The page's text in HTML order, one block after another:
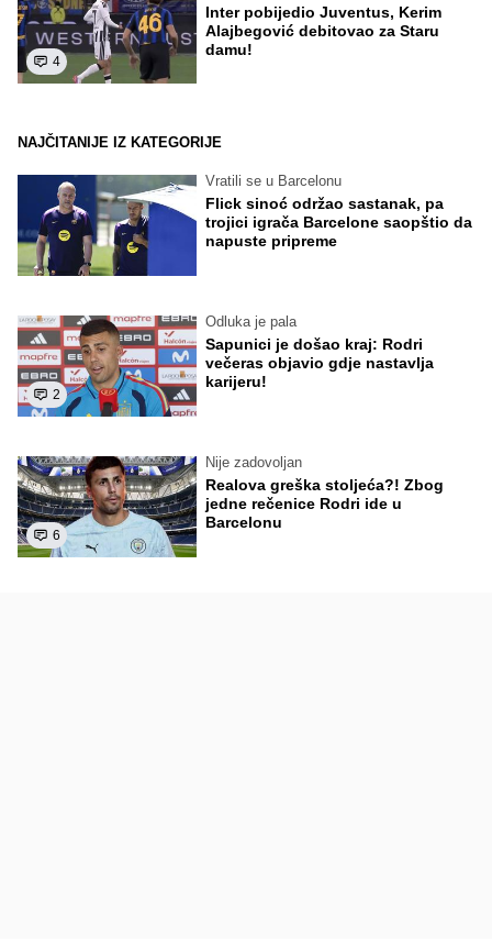
4
Inter pobijedio Juventus, Kerim
Alajbegović debitovao za Staru
damu!
NAJČITANIJE IZ KATEGORIJE
Vratili se u Barcelonu
Flick sinoć održao sastanak, pa
trojici igrača Barcelone saopštio da
napuste pripreme
2
Odluka je pala
Sapunici je došao kraj: Rodri
večeras objavio gdje nastavlja
karijeru!
6
Nije zadovoljan
Realova greška stoljeća?! Zbog
jedne rečenice Rodri ide u
Barcelonu